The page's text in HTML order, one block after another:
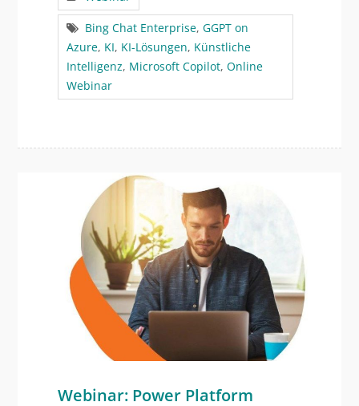
Bing Chat Enterprise, GGPT on
Azure, KI, KI-Lösungen, Künstliche
Intelligenz, Microsoft Copilot, Online
Webinar
Webinar: Power Platform